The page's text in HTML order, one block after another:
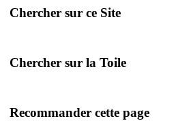
Chercher sur ce Site
Chercher sur la Toile
Recommander cette page